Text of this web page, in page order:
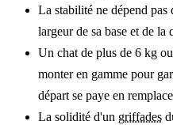
La stabilité ne dépend
largeur de sa base et de la
Un chat de plus de 6 kg
monter en gamme pour
départ se paye en
La solidité d'un griffades